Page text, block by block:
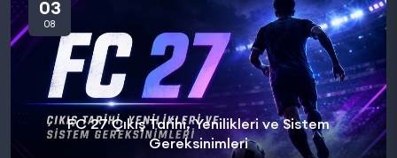
03
08
FC 27 Çıkış Tarihi, Yenilikleri ve Sistem
Gereksinimleri